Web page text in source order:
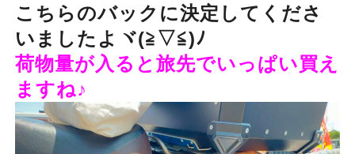
こちらのバックに決定してくださ
いましたよヾ(≧▽≦)ﾉ
荷物量が入ると旅先でいっぱい買え
ますね♪